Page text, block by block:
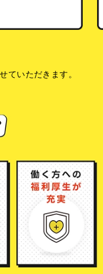
ていただきます。